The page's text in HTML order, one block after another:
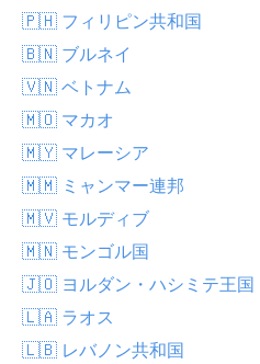
🇵🇭 フィリピン共和国
🇧🇳 ブルネイ
🇻🇳 ベトナム
🇲🇴 マカオ
🇲🇾 マレーシア
🇲🇲 ミャンマー連邦
🇲🇻 モルディブ
🇲🇳 モンゴル国
🇯🇴 ヨルダン・ハシミテ王国
🇱🇦 ラオス
🇱🇧 レバノン共和国